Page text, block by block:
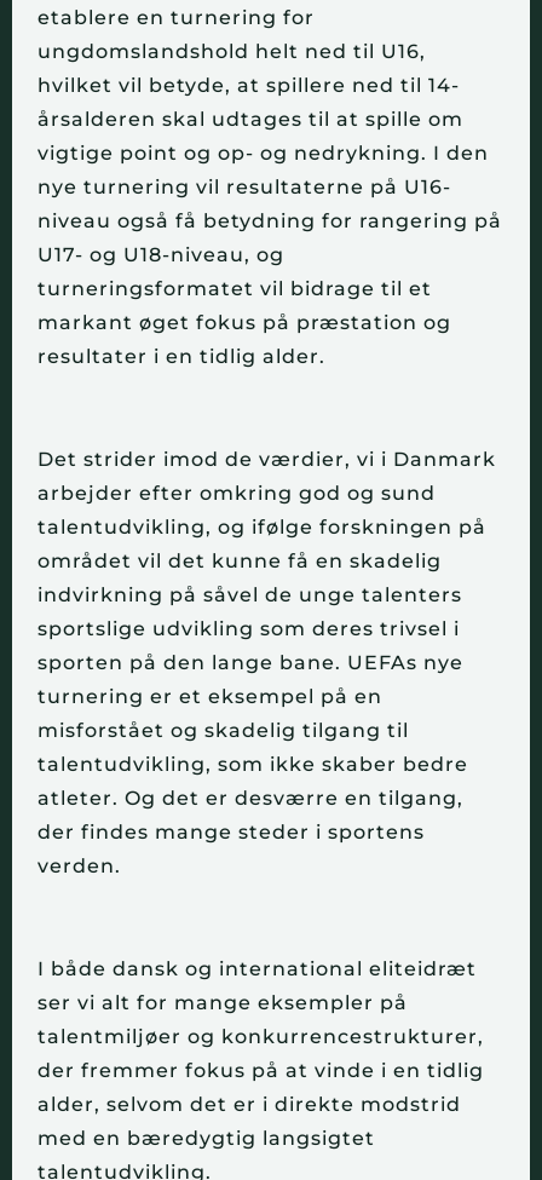
etablere en turnering for
ungdomslandshold helt ned til U16,
hvilket vil betyde, at spillere ned til 14-
årsalderen skal udtages til at spille om
vigtige point og op- og nedrykning. I den
nye turnering vil resultaterne på U16-
niveau også få betydning for rangering på
U17- og U18-niveau, og
turneringsformatet vil bidrage til et
markant øget fokus på præstation og
resultater i en tidlig alder.
Det strider imod de værdier, vi i Danmark
arbejder efter omkring god og sund
talentudvikling, og ifølge forskningen på
området vil det kunne få en skadelig
indvirkning på såvel de unge talenters
sportslige udvikling som deres trivsel i
sporten på den lange bane. UEFAs nye
turnering er et eksempel på en
misforstået og skadelig tilgang til
talentudvikling, som ikke skaber bedre
atleter. Og det er desværre en tilgang,
der findes mange steder i sportens
verden.
I både dansk og international eliteidræt
ser vi alt for mange eksempler på
talentmiljøer og konkurrencestrukturer,
der fremmer fokus på at vinde i en tidlig
alder, selvom det er i direkte modstrid
med en bæredygtig langsigtet
talentudvikling.